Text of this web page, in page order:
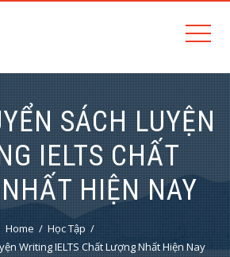
SÁCH LUYỆN
IELTS CHẤT
HIỆN NAY
Home
Học Tập
Writing IELTS Chất Lượng Nhất Hiện Nay